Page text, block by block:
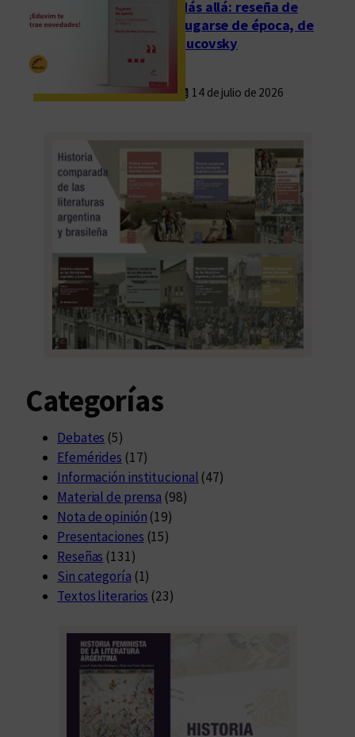
Más allá: reseña de
Fugarse de época, de
Rucovsky
14 de julio de 2026
Categorías
Debates (5)
Efemérides (17)
Información institucional (47)
Material de prensa (98)
Nota de opinión (19)
Presentaciones (15)
Reseñas (131)
Sin categoría (1)
Textos literarios (23)